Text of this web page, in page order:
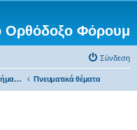
Ορθόδοξο Φόρουμ
Σύνδεση
Πνευματικά Ερωτήματα προς τον π. Αντώνιο Πνευματικά θέματα